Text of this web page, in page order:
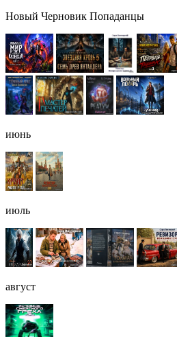
Новый Черновик Попаданцы
июнь
июль
август